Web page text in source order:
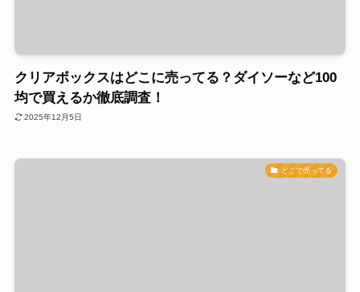
クリアボックスはどこに売ってる？ダイソーなど100
均で買えるか徹底調査！
2025年12月5日
どこで売ってる